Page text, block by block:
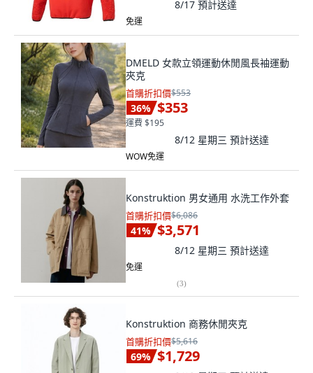
8/17 預計送達
免運
DMELD 女款立領運動休閒風長袖運動
夾克
首購折扣價$553
36% $353
運費 $195
8/12 星期三 預計送達
WOW免運
Konstruktion 男女通用 水洗工作外套
首購折扣價$6,086
41% $3,571
8/12 星期三 預計送達
免運
(3)
Konstruktion 商務休閒夾克
首購折扣價$5,616
69% $1,729